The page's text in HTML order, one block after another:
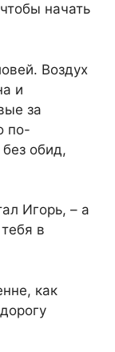
начать
Воздух
и
за
по-
обид,
Игорь, – а
в
как